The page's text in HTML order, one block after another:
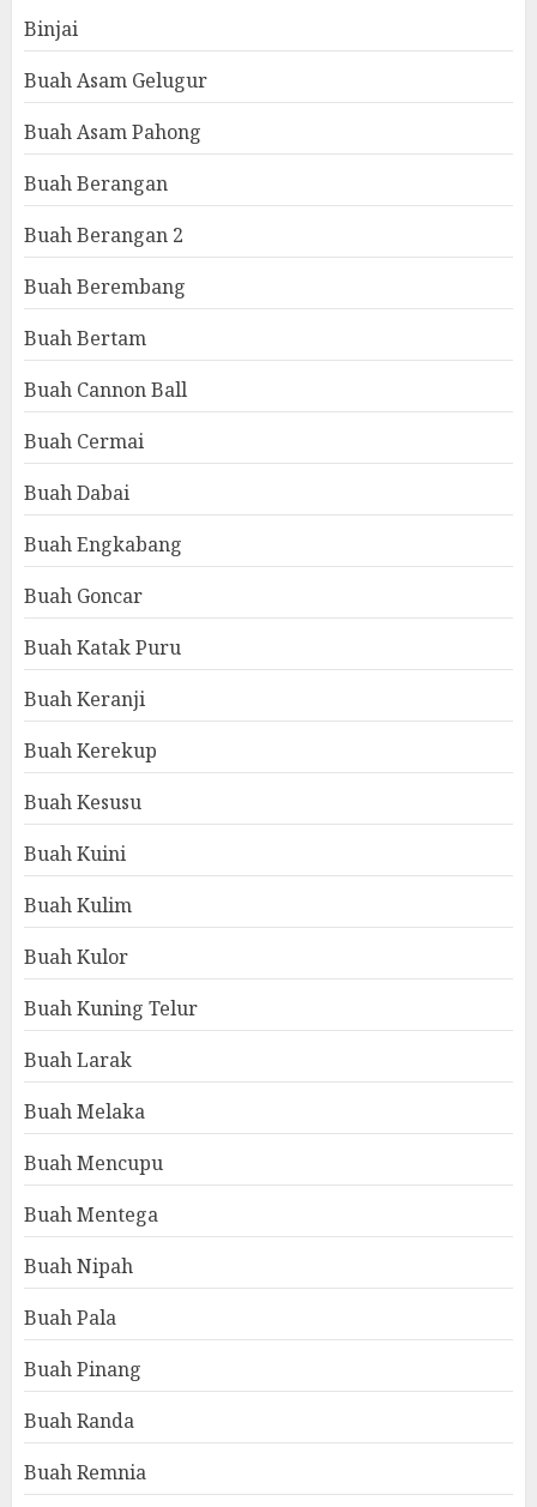
Binjai
Buah Asam Gelugur
Buah Asam Pahong
Buah Berangan
Buah Berangan 2
Buah Berembang
Buah Bertam
Buah Cannon Ball
Buah Cermai
Buah Dabai
Buah Engkabang
Buah Goncar
Buah Katak Puru
Buah Keranji
Buah Kerekup
Buah Kesusu
Buah Kuini
Buah Kulim
Buah Kulor
Buah Kuning Telur
Buah Larak
Buah Melaka
Buah Mencupu
Buah Mentega
Buah Nipah
Buah Pala
Buah Pinang
Buah Randa
Buah Remnia